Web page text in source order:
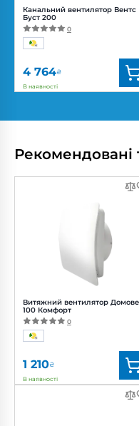
Канальний вентилятор Вентс
Буст 200
0
4 764₴
В наявності
Артикул:
Потужність:
82,
37, 40, 42 дБ(А)
Рекомендовані
Витяжний вентилятор
100 Комфорт
0
1 210₴
В наявності